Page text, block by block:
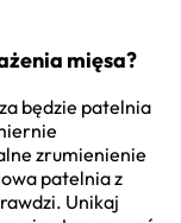
mięsa?
będzie patelnia
zrumienienie
patelnia z
Unikaj